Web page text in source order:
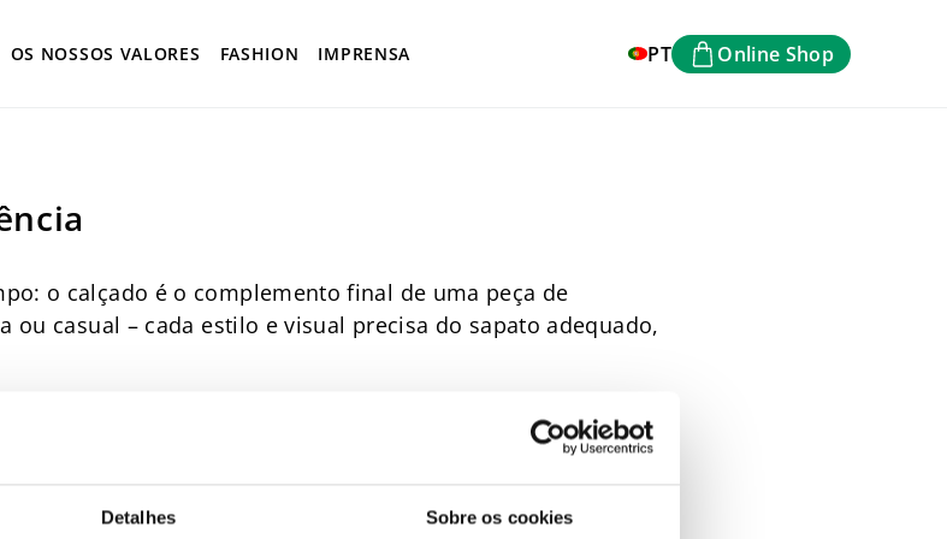
Detalhes Sobre os cookies
PT Online Shop
OS NOSSOS VALORES FASHION IMPRENSA
o calçado é o complemento final de uma peça de
ou casual – cada estilo e visual precisa do sapato adequado,